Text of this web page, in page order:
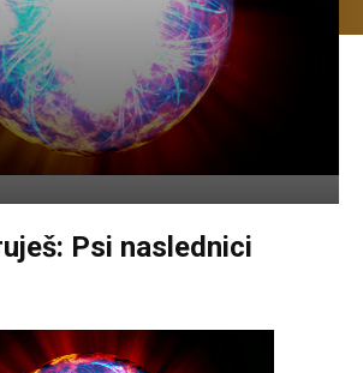
Psi naslednici